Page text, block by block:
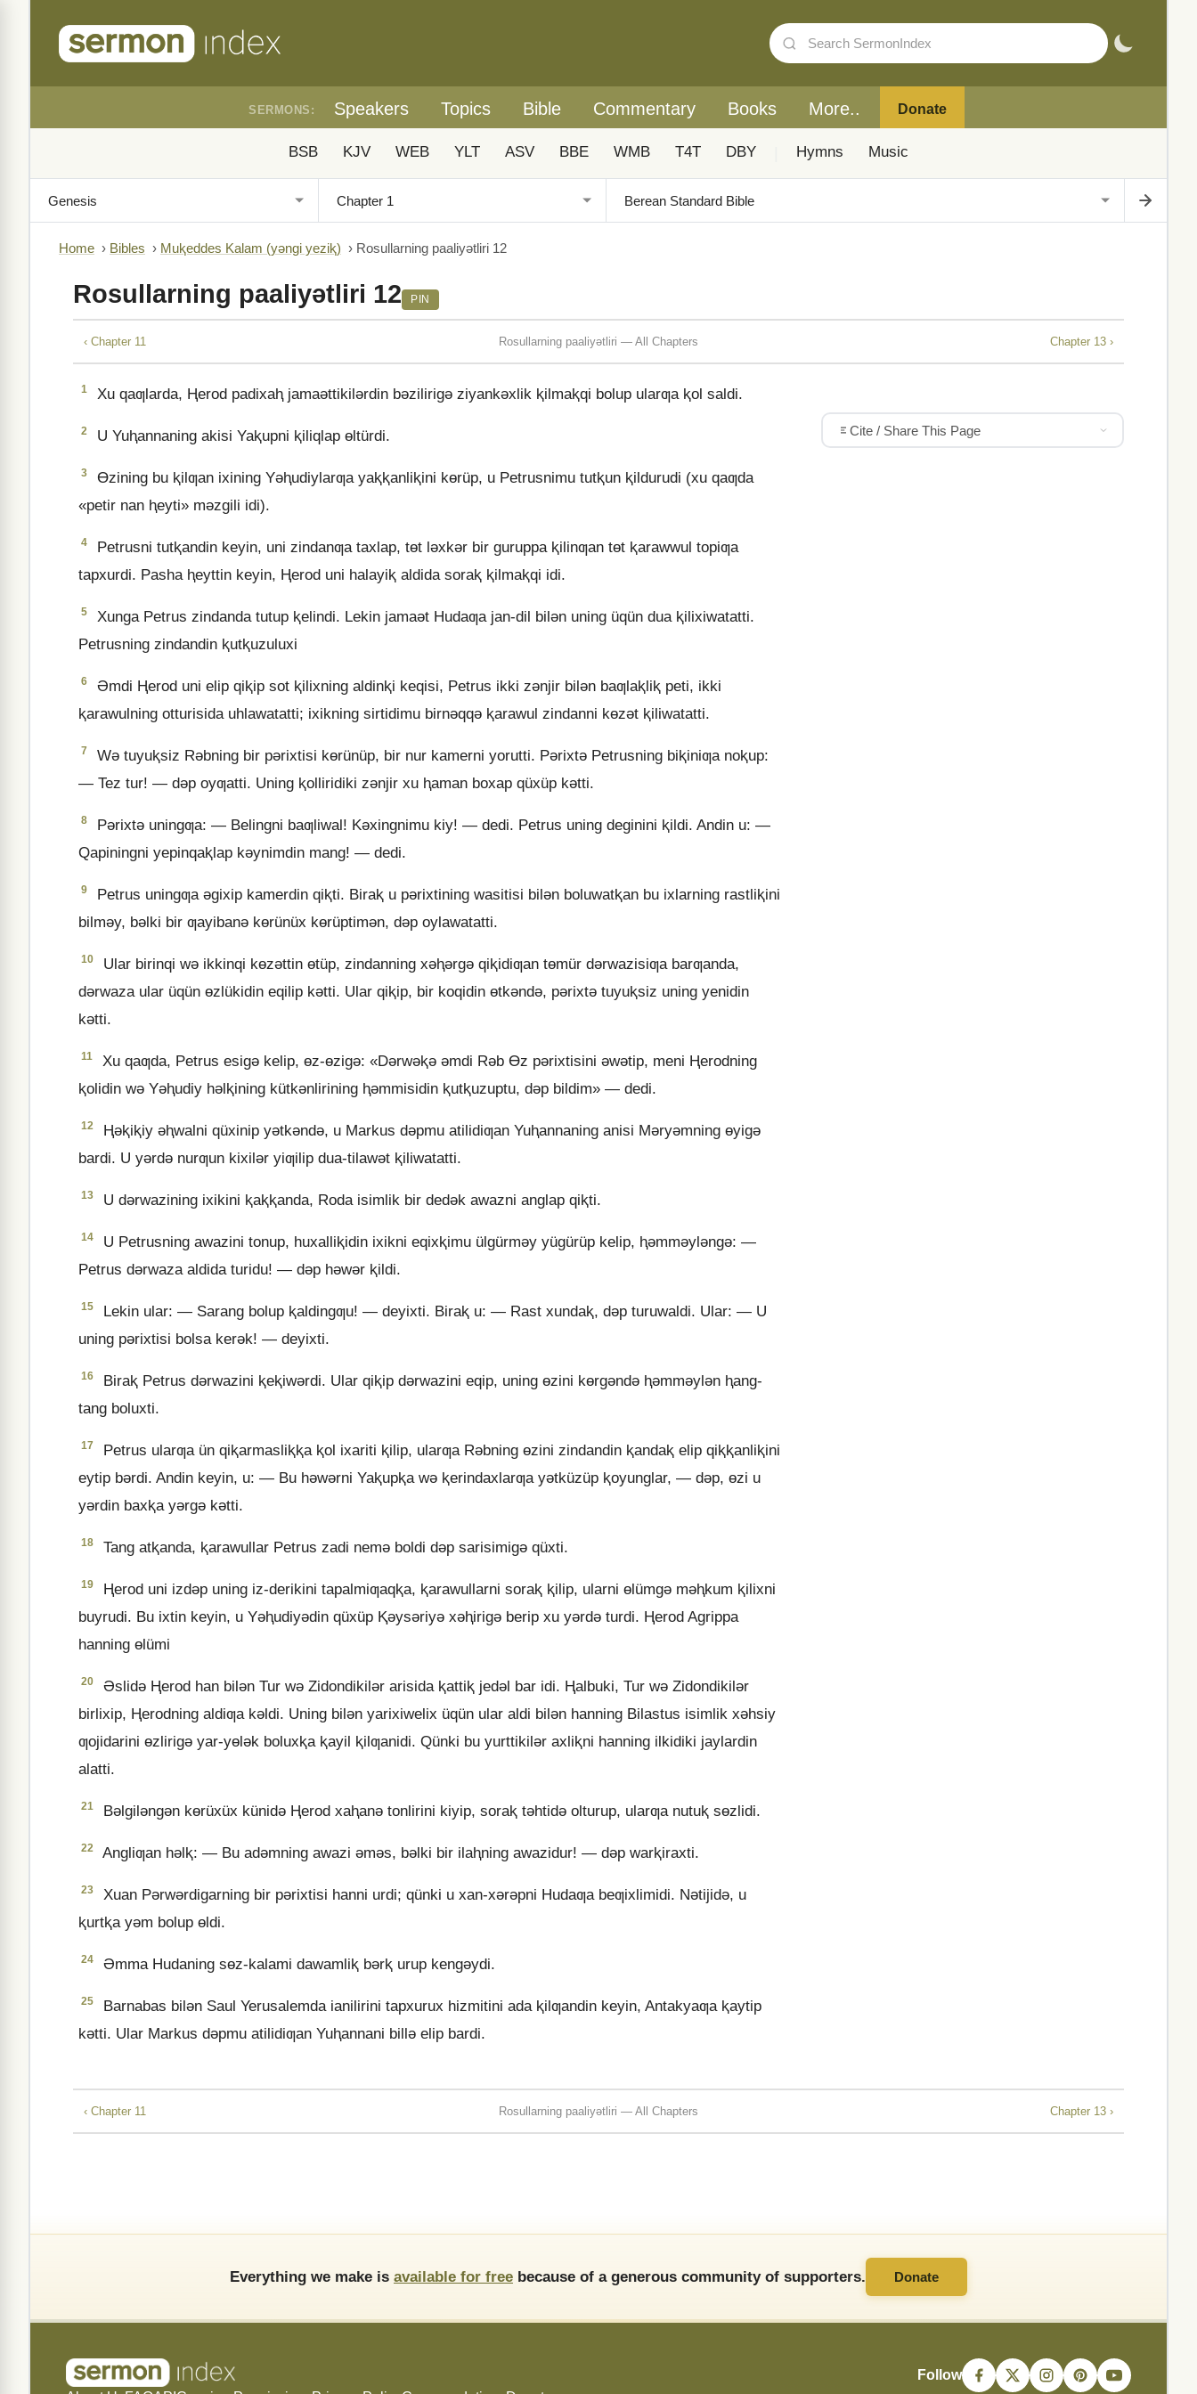
SERMONS: Speakers Topics Bible Commentary Books More.. Donate
BSB KJV WEB YLT ASV BBE WMB T4T DBY Hymns Music
Home › Bibles › Muⱪeddes Kalam (yǝngi yeziⱪ) › Rosullarning paaliyǝtliri 12
Rosullarning paaliyǝtliri 12 PIN
‹ Chapter 11 Rosullarning paaliyǝtliri — All Chapters Chapter 13 ›
1 Xu qaƣlarda, Ⱨerod padixaⱨ jamaǝttikilǝrdin bǝzilirigǝ ziyankǝxlik ⱪilmaⱪqi bolup ularƣa ⱪol saldi.
2 U Yuⱨannaning akisi Yaⱪupni ⱪiliqlap ɵltürdi.
3
Ɵzining bu ⱪilƣan ixining Yǝⱨudiylarƣa yaⱪⱪanliⱪini kɵrüp, u Petrusnimu tutⱪun ⱪildurudi (xu qaƣda
«petir nan ⱨeyti» mǝzgili idi).
4
Petrusni tutⱪandin keyin, uni zindanƣa taxlap, tɵt lǝxkǝr bir guruppa ⱪilinƣan tɵt ⱪarawwul topiƣa
tapxurdi. Pasha ⱨeyttin keyin, Ⱨerod uni halayiⱪ aldida soraⱪ ⱪilmaⱪqi idi.
5
Xunga Petrus zindanda tutup ⱪelindi. Lekin jamaǝt Hudaƣa jan-dil bilǝn uning üqün dua ⱪilixiwatatti.
Petrusning zindandin ⱪutⱪuzuluxi
6
Əmdi Ⱨerod uni elip qiⱪip sot ⱪilixning aldinⱪi keqisi, Petrus ikki zǝnjir bilǝn baƣlaⱪliⱪ peti, ikki
ⱪarawulning otturisida uhlawatatti; ixikning sirtidimu birnǝqqǝ ⱪarawul zindanni kɵzǝt ⱪiliwatatti.
7
Wǝ tuyuⱪsiz Rǝbning bir pǝrixtisi kɵrünüp, bir nur kamerni yorutti. Pǝrixtǝ Petrusning biⱪiniƣa noⱪup:
— Tez tur! — dǝp oyƣatti. Uning ⱪolliridiki zǝnjir xu ⱨaman boxap qüxüp kǝtti.
8
Pǝrixtǝ uningƣa: — Belingni baƣliwal! Kǝxingnimu kiy! — dedi. Petrus uning deginini ⱪildi. Andin u: —
Qapiningni yepinqaⱪlap kǝynimdin mang! — dedi.
9
Petrus uningƣa ǝgixip kamerdin qiⱪti. Biraⱪ u pǝrixtining wasitisi bilǝn boluwatⱪan bu ixlarning rastliⱪini
bilmǝy, bǝlki bir ƣayibanǝ kɵrünüx kɵrüptimǝn, dǝp oylawatatti.
10
Ular birinqi wǝ ikkinqi kɵzǝttin ɵtüp, zindanning xǝⱨǝrgǝ qiⱪidiƣan tɵmür dǝrwazisiƣa barƣanda,
dǝrwaza ular üqün ɵzlükidin eqilip kǝtti. Ular qiⱪip, bir koqidin ɵtkǝndǝ, pǝrixtǝ tuyuⱪsiz uning yenidin
kǝtti.
11
Xu qaƣda, Petrus esigǝ kelip, ɵz-ɵzigǝ: «Dǝrwǝⱪǝ ǝmdi Rǝb Ɵz pǝrixtisini ǝwǝtip, meni Ⱨerodning
ⱪolidin wǝ Yǝⱨudiy hǝlⱪining kütkǝnlirining ⱨǝmmisidin ⱪutⱪuzuptu, dǝp bildim» — dedi.
12
Ⱨǝⱪiⱪiy ǝⱨwalni qüxinip yǝtkǝndǝ, u Markus dǝpmu atilidiƣan Yuⱨannaning anisi Mǝryǝmning ɵyigǝ
bardi. U yǝrdǝ nurƣun kixilǝr yiƣilip dua-tilawǝt ⱪiliwatatti.
13 U dǝrwazining ixikini ⱪaⱪⱪanda, Roda isimlik bir dedǝk awazni anglap qiⱪti.
14
U Petrusning awazini tonup, huxalliⱪidin ixikni eqixⱪimu ülgürmǝy yügürüp kelip, ⱨǝmmǝylǝngǝ: —
Petrus dǝrwaza aldida turidu! — dǝp hǝwǝr ⱪildi.
15
Lekin ular: — Sarang bolup ⱪaldingƣu! — deyixti. Biraⱪ u: — Rast xundaⱪ, dǝp turuwaldi. Ular: — U
uning pǝrixtisi bolsa kerǝk! — deyixti.
16
Biraⱪ Petrus dǝrwazini ⱪeⱪiwǝrdi. Ular qiⱪip dǝrwazini eqip, uning ɵzini kɵrgǝndǝ ⱨǝmmǝylǝn ⱨang-
tang boluxti.
17
Petrus ularƣa ün qiⱪarmasliⱪⱪa ⱪol ixariti ⱪilip, ularƣa Rǝbning ɵzini zindandin ⱪandaⱪ elip qiⱪⱪanliⱪini
eytip bǝrdi. Andin keyin, u: — Bu hǝwǝrni Yaⱪupⱪa wǝ ⱪerindaxlarƣa yǝtküzüp ⱪoyunglar, — dǝp, ɵzi u
yǝrdin baxⱪa yǝrgǝ kǝtti.
18 Tang atⱪanda, ⱪarawullar Petrus zadi nemǝ boldi dǝp sarisimigǝ qüxti.
19
Ⱨerod uni izdǝp uning iz-derikini tapalmiƣaqⱪa, ⱪarawullarni soraⱪ ⱪilip, ularni ɵlümgǝ mǝⱨkum ⱪilixni
buyrudi. Bu ixtin keyin, u Yǝⱨudiyǝdin qüxüp Ⱪǝysǝriyǝ xǝⱨirigǝ berip xu yǝrdǝ turdi. Ⱨerod Agrippa
hanning ɵlümi
20
Əslidǝ Ⱨerod han bilǝn Tur wǝ Zidondikilǝr arisida ⱪattiⱪ jedǝl bar idi. Ⱨalbuki, Tur wǝ Zidondikilǝr
birlixip, Ⱨerodning aldiƣa kǝldi. Uning bilǝn yarixiwelix üqün ular aldi bilǝn hanning Bilastus isimlik xǝhsiy
ƣojidarini ɵzlirigǝ yar-yɵlǝk boluxⱪa ⱪayil ⱪilƣanidi. Qünki bu yurttikilǝr axliⱪni hanning ilkidiki jaylardin
alatti.
21 Bǝlgilǝngǝn kɵrüxüx künidǝ Ⱨerod xaⱨanǝ tonlirini kiyip, soraⱪ tǝhtidǝ olturup, ularƣa nutuⱪ sɵzlidi.
22 Angliƣan hǝlⱪ: — Bu adǝmning awazi ǝmǝs, bǝlki bir ilaⱨning awazidur! — dǝp warⱪiraxti.
23
Xuan Pǝrwǝrdigarning bir pǝrixtisi hanni urdi; qünki u xan-xǝrǝpni Hudaƣa beƣixlimidi. Nǝtijidǝ, u
ⱪurtⱪa yǝm bolup ɵldi.
24 Əmma Hudaning sɵz-kalami dawamliⱪ bǝrⱪ urup kengǝydi.
25
Barnabas bilǝn Saul Yerusalemda ianilirini tapxurux hizmitini ada ⱪilƣandin keyin, Antakyaƣa ⱪaytip
kǝtti. Ular Markus dǝpmu atilidiƣan Yuⱨannani billǝ elip bardi.
Cite / Share This Page
‹ Chapter 11 Rosullarning paaliyǝtliri — All Chapters Chapter 13 ›
Everything we make is available for free because of a generous community of supporters. Donate
Follow